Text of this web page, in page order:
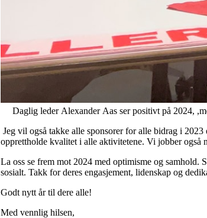
Daglig leder Alexander Aas ser positivt på 2024,
Jeg vil også takke alle sponsorer for alle bidrag i
opprettholde kvalitet i alle aktivitetene. Vi jobber også
La oss se frem mot 2024 med optimisme og samhold.
sosialt. Takk for deres engasjement, lidenskap og
Godt nytt år til dere alle!
Med vennlig hilsen,